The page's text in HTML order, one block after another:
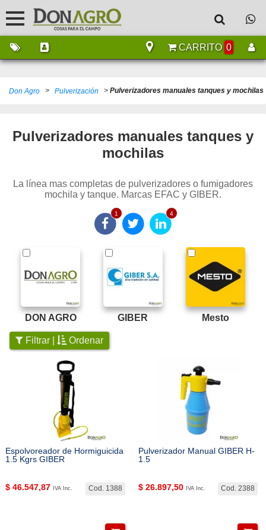
CARRITO 0
Don Agro > Pulverización > Pulverizadores manuales tanques y mochilas
Pulverizadores manuales tanques y
mochilas
La línea mas completas de pulverizadores o fumigadores
mochila y tanque. Marcas EFAC y GIBER.
1 4
DON AGRO GIBER Mesto
Filtrar | Ordenar
Espolvoreador de Hormiguicida
1.5 Kgrs GIBER
Cod. 1388
$ 46.547,87 IVA Inc.
Pulverizador Manual GIBER H-
1.5
Cod. 2388
$ 26.897,50 IVA Inc.